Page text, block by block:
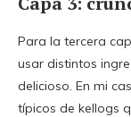
Para la tercera
usar distintos
delicioso. En mi
típicos de kellogs